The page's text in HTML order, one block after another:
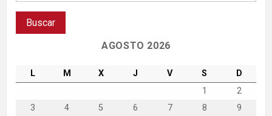
AGOSTO 2026
L M X J V S
D
1
2
3
4 5 6 7 8
9